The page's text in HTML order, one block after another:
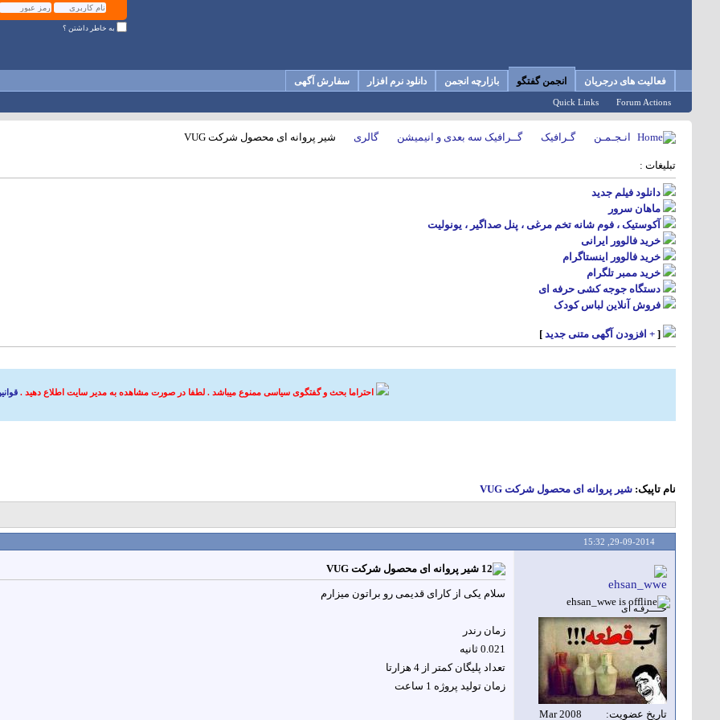
به خاطر داشتن ؟
فعالیت های درجریان انجمن گفتگو
Forum Actions
Quick Links
بازارچه انجمن دانلود نرم افزار سفارش آگهی
انـجـمـن گـرافیک گــرافیک سه بعدی و انیمیشن گالری شیر پروانه ای محصول شرکت VUG
تبلیغات :
دانلود فیلم جدید
ماهان سرور
آکوستیک ، فوم شانه تخم مرغی ، پنل صداگیر ، یونولیت
خرید فالوور ایرانی
خرید فالوور اینستاگرام
خرید ممبر تلگرام
دستگاه جوجه کشی حرفه ای
فروش آنلاین لباس کودک
[ + افزودن آگهی متنی جدید ]
احتراما بحث و گفتگوی سیاسی ممنوع میباشد . لطفا در صورت مشاهده به مدیر سایت اطلاع دهید .
نام تاپيک: شیر پروانه ای محصول شرکت VUG
29-09-2014,
15:32
ehsan_wwe
حـــــرفـه ای
تاريخ عضويت Mar 2008
شیر پروانه ای محصول شرکت VUG
سلام یکی از کارای قدیمی رو براتون میزارم
زمان رندر
0.021 ثانیه
تعداد پلیگان کمتر از 4 هزارتا
زمان تولید پروژه 1 ساعت